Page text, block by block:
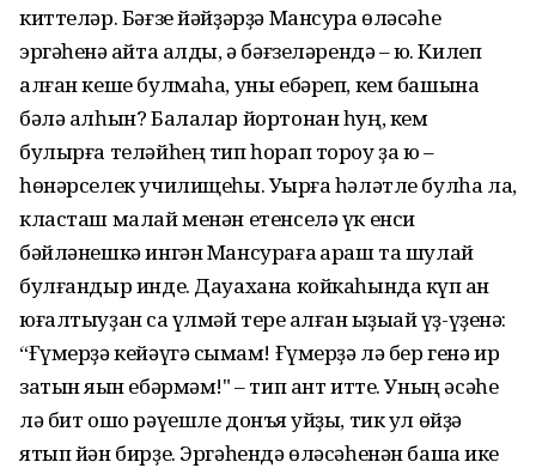
киттеләр. Бәғзе йәйҙәрҙә Мансура өләсәһе
эргәһенә ҡайта алды, ә бәғзеләрендә – юҡ. Килеп
алған кеше булмаһа, уны ебәреп, кем башына
бәлә алһын? Балалар йортонан һуң, кем
булырға теләйһең тип һорап тороу ҙа юҡ –
һөнәрселек училищеһы. Уҡырға һәләтле булһа ла,
класташ малай менән етенселә үк енси
бәйләнешкә ингән Мансураға ҡараш та шулай
булғандыр инде. Дауахана койкаһында күп ҡан
юғалтыуҙан саҡ үлмәй тере ҡалған ҡыҙыҡай үҙ-үҙенә:
“Ғүмерҙә кейәүгә сыҡмам! Ғүмерҙә лә бер генә ир
затын яҡын ебәрмәм!" – тип ант итте. Уның әсәһе
лә бит ошо рәүешле донъя ҡуйҙы, тик ул өйҙә
ятып йән бирҙе. Эргәһендә өләсәһенән башҡа ике